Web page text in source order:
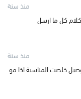
منذ سنة
كل ما ارسل
منذ سنة
خلصت المناسبة اذا مو